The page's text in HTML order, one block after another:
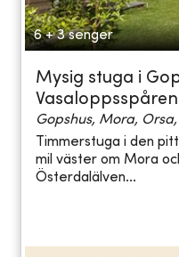
6 + 3 senger
Mysig stuga i
Vasaloppsspåren
Gopshus, Mora,
Timmerstuga i den
mil väster om Mora
Österdalälven...